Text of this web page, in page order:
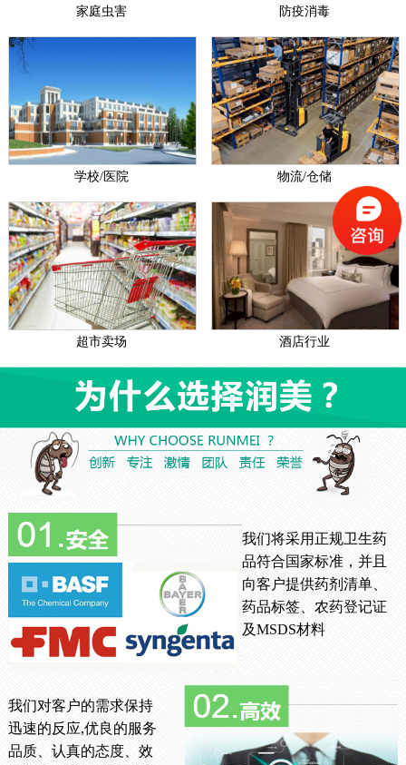
家庭虫害 防疫消毒
学校/医院 物流/仓储
超市卖场 酒店行业
我们将采用正规卫生药
品符合国家标准，并且
向客户提供药剂清单、
药品标签、农药登记证
及MSDS材料
我们对客户的需求保持
迅速的反应,优良的服务
品质、认真的态度、效